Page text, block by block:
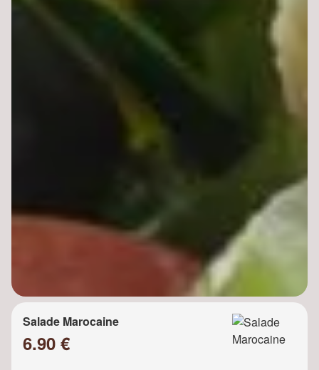
Salade Marocaine
6.90 €